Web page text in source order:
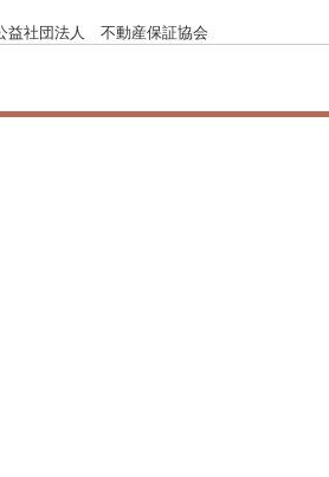
益社団法人 不動産保証協会